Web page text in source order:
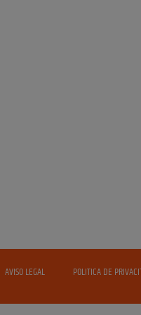
AVISO LEGAL POLITICA DE